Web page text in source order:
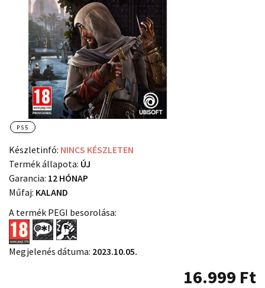
PS5
Készletinfó: NINCS KÉSZLETEN
Termék állapota: ÚJ
Garancia: 12 HÓNAP
Műfaj: KALAND
A termék PEGI besorolása:
Megjelenés dátuma: 2023.10.05.
16.999 Ft